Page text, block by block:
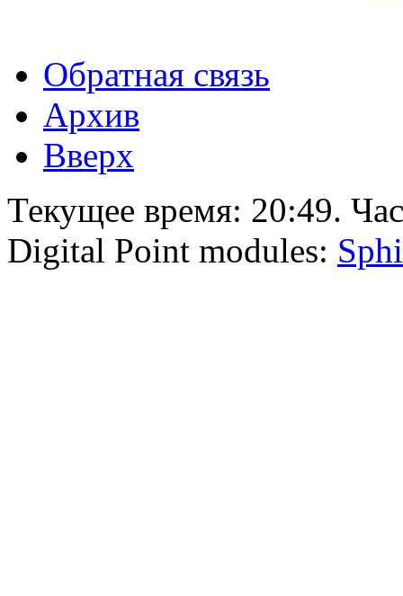
Обратная связь
Архив
Вверх
Текущее время: 20:49.
Digital Point modules: